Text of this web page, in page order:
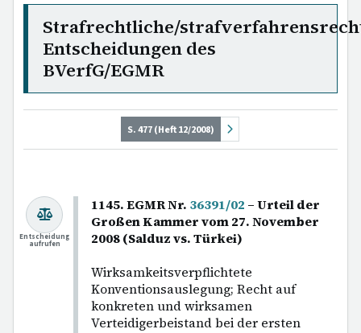
Strafrechtliche/
Entscheidungen des
BVerfG/EGMR
S. 477 (Heft 12/2008)
1145. EGMR Nr. 36391/02 – Urteil der
Großen Kammer vom 27. November
2008 (Salduz vs. Türkei)
Wirksamkeitsverpflichtete
Konventionsauslegung; Recht auf
konkreten und wirksamen
Verteidigerbeistand bei der ersten
Entscheidung
aufrufen